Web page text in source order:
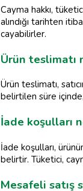
Cayma hakkı,
alındığı tarihten
cayabilirler.
Ürün teslimatı
Ürün teslimatı,
belirtilen süre
İade koşulları
İade koşulları,
belirtir. Tüketici,
Mesafeli satış